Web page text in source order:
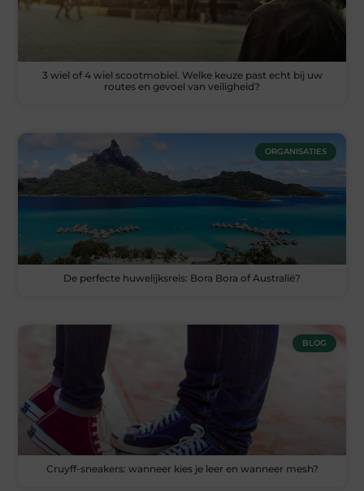
3 wiel of 4 wiel scootmobiel. Welke keuze past echt bij uw
routes en gevoel van veiligheid?
ORGANISATIES
De perfecte huwelijksreis: Bora Bora of Australië?
BLOG
Cruyff-sneakers: wanneer kies je leer en wanneer mesh?